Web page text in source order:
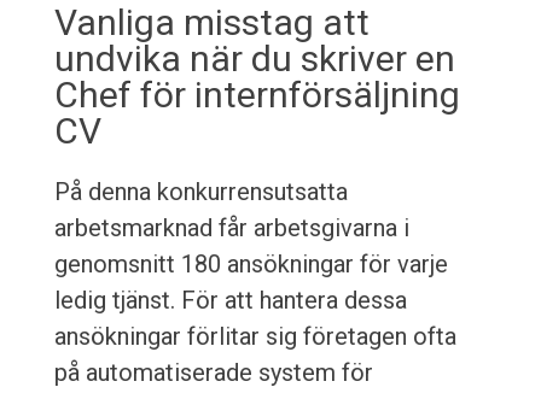
Vanliga misstag att
undvika när du skriver en
Chef för internförsäljning
CV
På denna konkurrensutsatta
arbetsmarknad får arbetsgivarna i
genomsnitt 180 ansökningar för varje
ledig tjänst. För att hantera dessa
ansökningar förlitar sig företagen ofta
på automatiserade system för